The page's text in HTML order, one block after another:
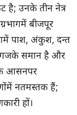
है; उनके तीन नेत्र
बीजपूर
पाश, अंकुश, दन्त
गजके समान है और
आसनपर
नतमस्तक हैं;
हों।